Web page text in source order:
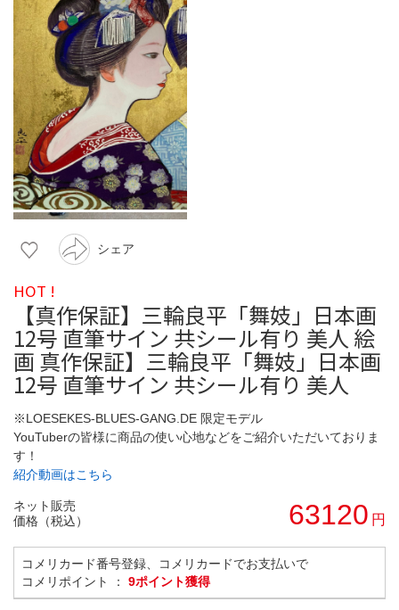
シェア
HOT !
【真作保証】三輪良平「舞妓」日本画
12号 直筆サイン 共シール有り 美人 絵
画 真作保証】三輪良平「舞妓」日本画
12号 直筆サイン 共シール有り 美人
※LOESEKES-BLUES-GANG.DE 限定モデル
YouTuberの皆様に商品の使い心地などをご紹介いただいておりま
す！
紹介動画はこちら
ネット販売
価格（税込）
63120 円
コメリカード番号登録、コメリカードでお支払いで
コメリポイント ： 9ポイント獲得